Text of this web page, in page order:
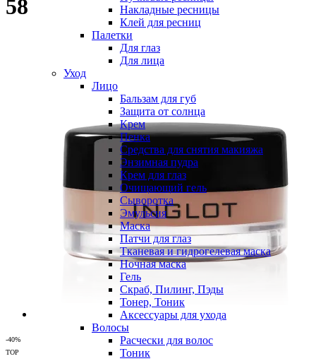
Накладные ресницы
Клей для ресниц
Палетки
Для глаз
Для лица
Уход
Лицо
Бальзам для губ
Защита от солнца
Крем
Пенка
Средства для снятия макияжа
Энзимная пудра
Крем для глаз
Очищающий гель
Сыворотка
Эмульсия
Маска
Патчи для глаз
Тканевая и гидрогелевая маска
Ночная маска
Гель
Скраб, Пилинг, Пэды
Тонер, Тоник
Аксессуары для ухода
Волосы
Расчески для волос
Тоник
58
-40%
TOP